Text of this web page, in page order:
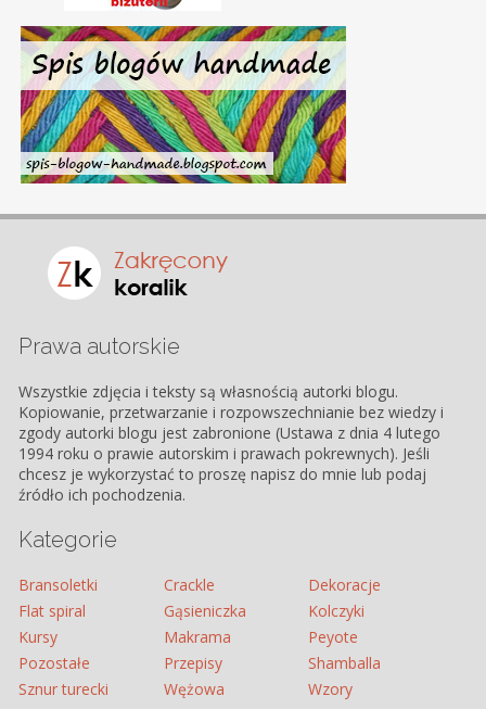
Prawa autorskie
Wszystkie zdjęcia i teksty są własnością autorki blogu.
Kopiowanie, przetwarzanie i rozpowszechnianie bez wiedzy i
zgody autorki blogu jest zabronione (Ustawa z dnia 4 lutego
1994 roku o prawie autorskim i prawach pokrewnych). Jeśli
chcesz je wykorzystać to proszę napisz do mnie lub podaj
źródło ich pochodzenia.
Kategorie
Bransoletki Crackle
Dekoracje
Flat spiral
Gąsieniczka
Kolczyki
Kursy
Makrama
Peyote
Pozostałe
Przepisy
Shamballa
Sznur turecki
Wężowa Wzory